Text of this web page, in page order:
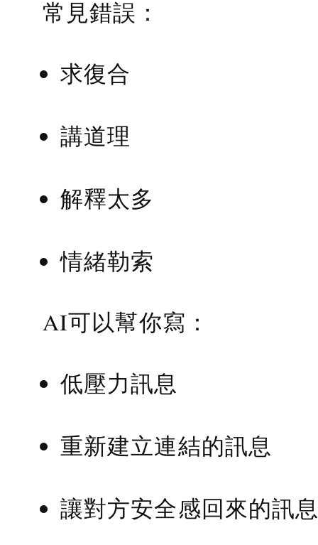
常見錯誤：
求復合
講道理
解釋太多
情緒勒索
AI可以幫你寫：
低壓力訊息
重新建立連結的訊息
讓對方安全感回來的訊